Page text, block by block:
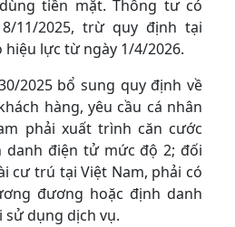
tiền mặt. Thông tư có
11/2025, trừ quy định tại
hiệu lực từ ngày 1/4/2026.
2025 bổ sung quy định về
hàng, yêu cầu cá nhân
phải xuất trình căn cước
danh điện tử mức độ 2; đối
cư trú tại Việt Nam, phải có
đương hoặc định danh
dụng dịch vụ.